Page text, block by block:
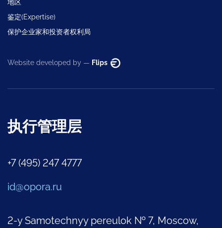
地区
鉴定(Expertise)
保护企业家和投资者权利局
Website developed by — Flips
执行管理层
+7 (495) 247 4777
id@opora.ru
2-y Samotechnyy pereulok № 7, Moscow,